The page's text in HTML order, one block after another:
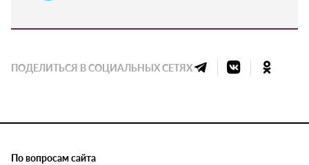
ПОДЕЛИТЬСЯ В СОЦИАЛЬНЫХ СЕТЯХ
По вопросам сайта